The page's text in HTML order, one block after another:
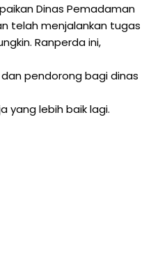
Dinas Pemadaman
telah menjalankan tugas
Ranperda ini,
pendorong bagi dinas
yang lebih baik lagi.